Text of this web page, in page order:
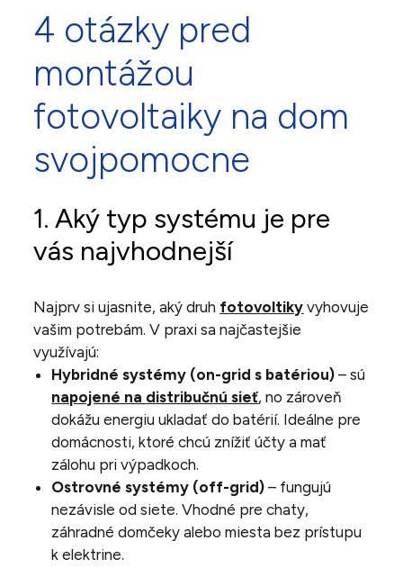
4 otázky pred
montážou
fotovoltaiky na dom
svojpomocne
1. Aký typ systému je pre
vás najvhodnejší
Najprv si ujasnite, aký druh fotovoltiky vyhovuje
vašim potrebám. V praxi sa najčastejšie
využívajú:
Hybridné systémy (on-grid s batériou)– sú
napojené na distribučnú sieť, no zároveň
dokážu energiu ukladať do batérií. Ideálne pre
domácnosti, ktoré chcú znížiť účty a mať
zálohu pri výpadkoch.
Ostrovné systémy (off-grid)– fungujú
nezávisle od siete. Vhodné pre chaty,
záhradné domčeky alebo miesta bez prístupu
k elektrine.